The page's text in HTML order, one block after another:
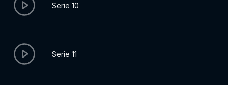
Serie 10
Serie 11